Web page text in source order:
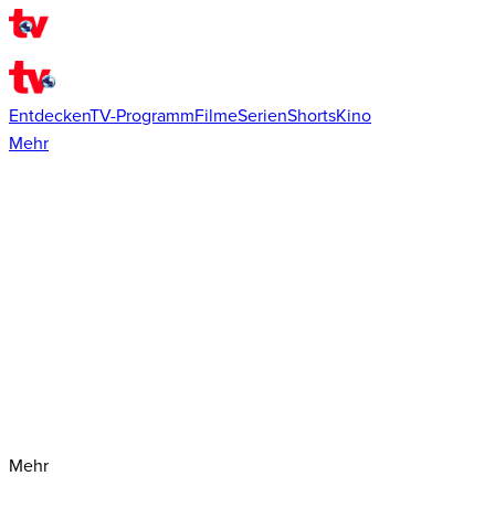
EntdeckenTV-ProgrammFilmeSerienShortsKino
Mehr
Mehr